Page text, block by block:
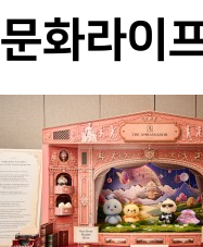
문화라이